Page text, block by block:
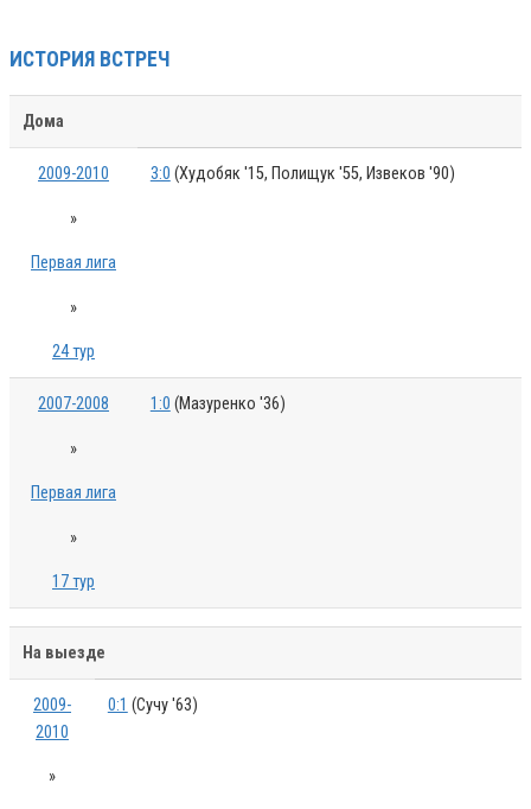
ИСТОРИЯ ВСТРЕЧ
Дома
2009-2010
»
Первая лига
»
24 тур
3:0 (Худобяк '15, Полищук '55, Извеков '90)
2007-2008
»
Первая лига
»
17 тур
1:0 (Мазуренко '36)
На выезде
2009-
2010
»
0:1 (Сучу '63)